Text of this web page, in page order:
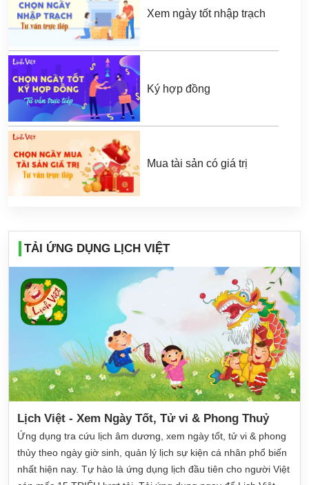
Xem ngày tốt nhập trạch
Ký hợp đồng
Mua tài sản có giá trị
TẢI ỨNG DỤNG LỊCH VIỆT
Lịch Việt - Xem Ngày Tốt, Tử vi & Phong Thuỷ
Ứng dụng tra cứu lịch âm dương, xem ngày tốt, tử vi & phong
thủy theo ngày giờ sinh, quản lý lịch sự kiện cá nhân phổ biến
nhất hiện nay. Tự hào là ứng dụng lịch đầu tiên cho người Việt